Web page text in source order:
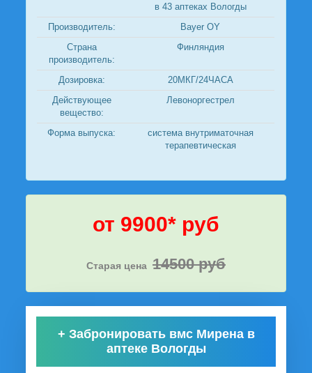
в 43 аптеках Вологды
Производитель:
Bayer OY
Страна
производитель:
Финляндия
Дозировка:
20МКГ/24ЧАСА
Действующее
вещество:
Левоноргестрел
Форма выпуска:
система внутриматочная
терапевтическая
от 9900* руб
Старая цена 14500 руб
+ Забронировать вмс Мирена в
аптеке Вологды